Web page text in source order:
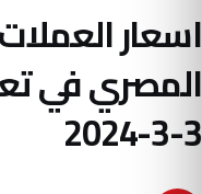
اسعار
المصري في
3-3-2024